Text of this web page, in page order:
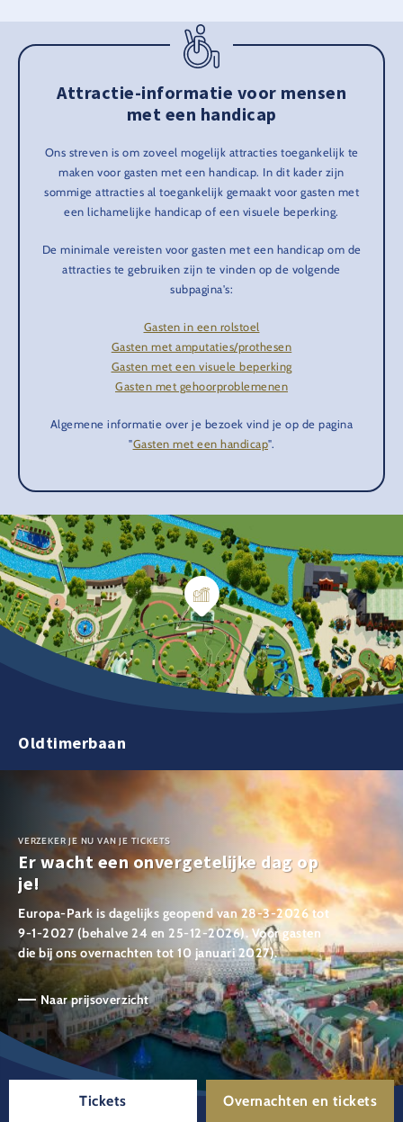
Attractie-informatie voor mensen
met een handicap
Ons streven is om zoveel mogelijk attracties toegankelijk te
maken voor gasten met een handicap. In dit kader zijn
sommige attracties al toegankelijk gemaakt voor gasten met
een lichamelijke handicap of een visuele beperking.
De minimale vereisten voor gasten met een handicap om de
attracties te gebruiken zijn te vinden op de volgende
subpagina's:
Gasten in een rolstoel
Gasten met amputaties/prothesen
Gasten met een visuele beperking
Gasten met gehoorproblemenen
Algemene informatie over je bezoek vind je op de pagina
"Gasten met een handicap".
Oldtimerbaan
VERZEKER JE NU VAN JE TICKETS
Er wacht een onvergetelijke dag op
je!
Europa-Park is dagelijks geopend van 28-3-2026 tot
9-1-2027 (behalve 24 en 25-12-2026). Voor gasten
die bij ons overnachten tot 10 januari 2027).
Naar prijsoverzicht
Tickets Overnachten en tickets